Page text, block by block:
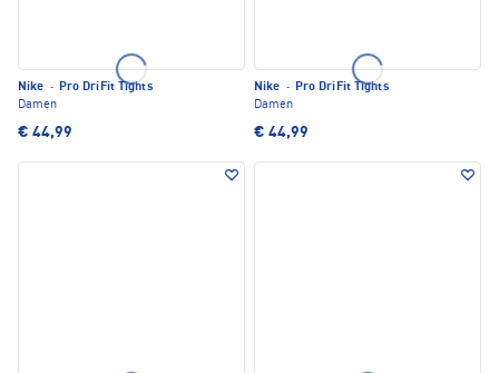
Nike · Pro DriFit Tights
Damen
€ 44,99
Nike · Pro DriFit Tights
Damen
€ 44,99